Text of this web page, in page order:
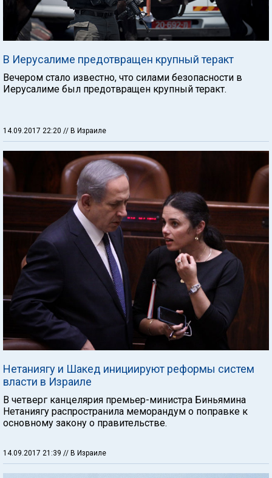
В Иерусалиме предотвращен крупный теракт
Вечером стало известно, что силами безопасности в
Иерусалиме был предотвращен крупный теракт.
14.09.2017 22:20 // В Израиле
Нетаниягу и Шакед инициируют реформы систем
власти в Израиле
В четверг канцелярия премьер-министра Биньямина
Нетаниягу распространила меморандум о поправке к
основному закону о правительстве.
14.09.2017 21:39 // В Израиле